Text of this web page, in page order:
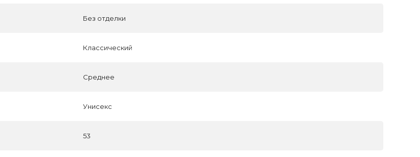
Без отделки
Классический
Среднее
Унисекс
53